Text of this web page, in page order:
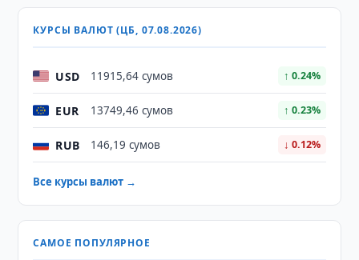
КУРСЫ ВАЛЮТ (ЦБ, 07.08.2026)
USD 11915,64 сумов ↑ 0.24%
EUR 13749,46 сумов ↑ 0.23%
RUB 146,19 сумов ↓ 0.12%
Все курсы валют →
САМОЕ ПОПУЛЯРНОЕ